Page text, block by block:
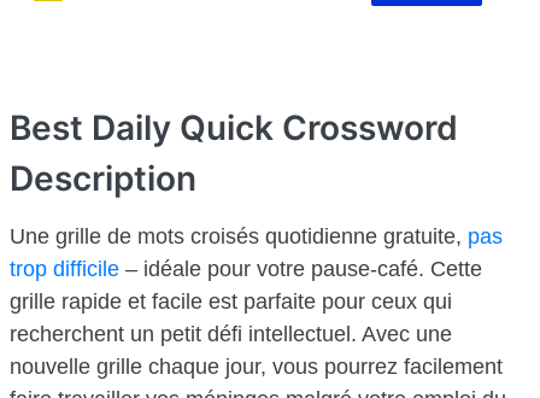
Best Daily Quick Crossword
Description
Une grille de mots croisés quotidienne gratuite, pas
trop difficile – idéale pour votre pause-café. Cette
grille rapide et facile est parfaite pour ceux qui
recherchent un petit défi intellectuel. Avec une
nouvelle grille chaque jour, vous pourrez facilement